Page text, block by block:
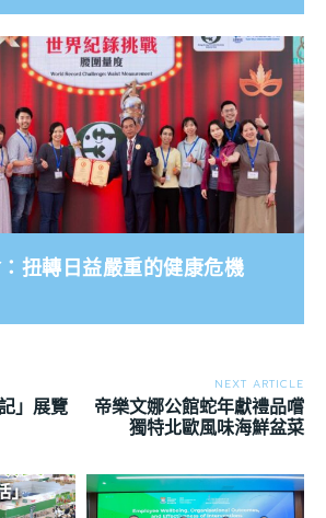
扭轉日益嚴重的健康危機
」展覽
NEXT ARTICLE
帝樂文娜公館蛇年獻禮品嚐
獨特北歐風味海鮮盆菜